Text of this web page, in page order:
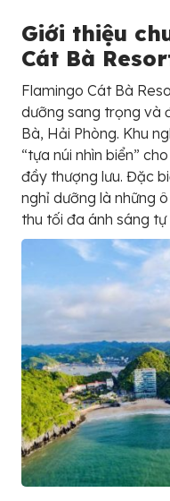
Giới thiệu
Cát Bà
Flamingo Cát Bà
dưỡng sang trọng và
Bà, Hải Phòng. Khu
“tựa núi nhìn biển”
đầy thượng lưu. Đặc
nghỉ dưỡng là những
thu tối đa ánh sáng tự